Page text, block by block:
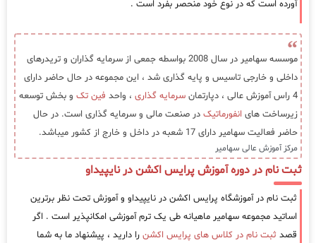
آورده است که در نوع خود منحصر بفرد است .
موسسه سهامیر در سال 2008 بواسطه جمعی از سرمایه گذاران و تریدرهای
داخلی و خارجی تاسیس و پایه گذاری شد ، این مجموعه در حال حاضر دارای
4 راس آموزش عالی ، دپارتمان
سرمایه گذاری ، واحد فین تک و بخش توسعه
زیرساخت های انفورماتیک در صنعت مالی و سرمایه گذاری است. در حال
حاضر فعالیت سهامیر دارای 17 شعبه در داخل و خارج از کشور میباشد.
مرکز آموزش عالی سهامیر
ثبت نام در دوره آموزش پرایس اکشن در نایپیداو
ثبت نام در آموزشگاه پرایس اکشن در نایپیداو و آموزش تحت نظر برترین
اساتید مجموعه سهامیر ماهیانه طی یک ترم آموزشی امکانپذیر است . اگر
قصد ثبت نام در کلاس های پرایس اکشن را دارید ، پیشنهاد ما به شما